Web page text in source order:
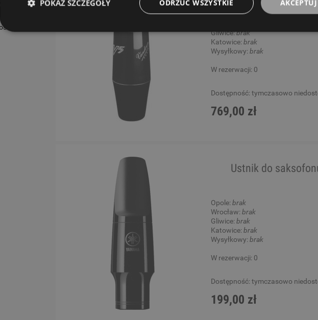
Opole:brak
Gliwice:brak
Katowice:brak
Wysyłkowy:brak
W rezerwacji: 0
Dostępność: tymczasowo
769,00 zł
Ustnik do
Opole:brak
Wrocław:brak
Gliwice:brak
Katowice:brak
Wysyłkowy:brak
W rezerwacji: 0
Dostępność: tymczasowo
199,00 zł
ODRZUĆ WSZYSTKIE
POKAŻ SZCZEGÓŁY